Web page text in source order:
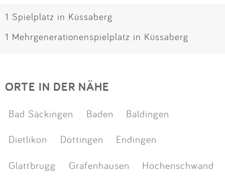
1 Spielplatz in Küssaberg
1 Mehrgenerationenspielplatz in Küssaberg
ORTE IN DER NÄHE
Bad Säckingen Baden
Baldingen
Dietlikon
Döttingen
Endingen
Glattbrugg
Grafenhausen
Höchenschwand